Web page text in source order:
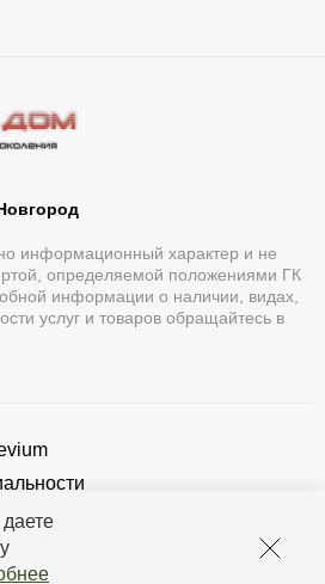
информационный характер и не
определяемой положениями ГК
информации о наличии, видах,
услуг и товаров обращайтесь в